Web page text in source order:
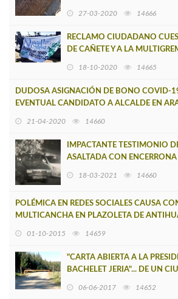
27-03-2020 14666
RECLAMO CIUDADANO
DE CAÑETE Y A LA
18-10-2020 14665
DUDOSA ASIGNACIÓN DE BONO COVID-
EVENTUAL CANDIDATO A ALCALDE EN
21-04-2020 14660
IMPACTANTE TESTIMONIO
ASALTADA CON ENCERRONA
18-03-2021 14660
POLÉMICA EN REDES SOCIALES CAUSA
MULTICANCHA EN PLAZOLETA DE
01-10-2015 14659
"CARTA ABIERTA A LA
BACHELET JERIA"... DE UN
06-06-2017 14652